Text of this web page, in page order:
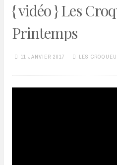
{ vidéo } Les
Printemps
11 JANVIER 2017 LES